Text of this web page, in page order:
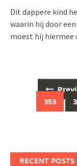
Dit dappere kind
waarin hij door
moest hij hiermee
navigation
353
RECENT POSTS